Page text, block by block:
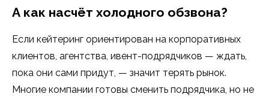
А как насчёт холодного обзвона?
Если кейтеринг ориентирован на корпоративных
клиентов, агентства, ивент-подрядчиков — ждать,
пока они сами придут, — значит терять рынок.
Многие компании готовы сменить подрядчика, но не